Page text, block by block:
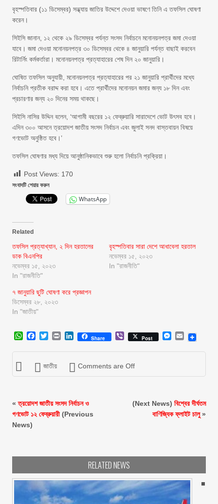
বৃহস্পতিবার (১১ ডিসেম্বর) সন্ধ্যায় জাতির উদ্দেশে দেওয়া ভাষণে তিনি এ তফসিল ঘোষণা
করেন।
সিইসি জানান, ১২ থেকে ২৯ ডিসেম্বর পর্যন্ত সংসদ নির্বাচনে মনোনয়নপত্র জমা দেওয়া
যাবে। জমা দেওয়া মনোনয়নপত্র ৩০ ডিসেম্বর থেকে ৪ জানুয়ারি পর্যন্ত বাছাই করবেন
রিটার্নিং কর্মকর্তারা। মনোনয়নপত্র প্রত্যাহারের শেষ দিন ২০ জানুয়ারি।
ঘোষিত তফসিল অনুযায়ী, মনোনয়নপত্র প্রত্যাহারের পর ২১ জানুয়ারি প্রার্থীদের মধ্যে
নির্বাচনি প্রতীক বরাদ্দ করা হবে। এতে প্রার্থীদের মনোনয়ন জমার জন্য ১৮ দিন এবং
প্রচারণার জন্য ২০ দিনের সময় থাকছে।
সিইসি নাসির উদ্দিন বলেন, ‘আগামী বছরের ১২ ফেব্রুয়ারি সারাদেশে ভোট উৎসব হবে।
এদিন ৩০০ আসনে ত্রয়োদশ জাতীয় সংসদ নির্বাচন এবং জুলাই সনদ বাস্তবায়ন বিষয়ে
গণভোট অনুষ্ঠিত হবে।’
তফসিল ঘোষণার মধ্য দিয়ে আনুষ্ঠানিকভাবে শুরু হলো নির্বাচনি প্রক্রিয়া।
Post Views: 170
সংবাদটি শেয়ার করুন
WhatsApp
Related
তফসিল প্রত্যাখ্যান, ২ দিন হরতালের
ডাক বিএনপির
নভেম্বর ১৫, ২০২৩
In "রাজনীতি"
বৃহস্পতিবার সারা দেশে আধাবেলা হরতাল
নভেম্বর ১৫, ২০২৩
In "রাজনীতি"
৭ জানুয়ারি ছুটি ঘোষণা করে প্রজ্ঞাপন
ডিসেম্বর ২৮, ২০২৩
In "জাতীয়"
WhatsApp
Facebook
Twitter
Print LinkedIn
Share ViberPost Messenger
Email
জাতীয় Comments are Off
«ত্রয়োদশ জাতীয় সংসদ নির্বাচন ও
গণভোট ১২ ফেব্রুয়ারী (Previous
News)
(Next News) বিশ্বের দীর্ঘতম
বাণিজ্যিক ফ্লাইট চালু»
RELATED NEWS